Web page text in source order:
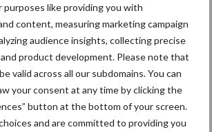
purposes like providing you with
content, measuring marketing campaign
audience insights, collecting precise
product development. Please note that
valid across all our subdomains. You can
your consent at any time by clicking the
button at the bottom of your screen.
and are committed to providing you
voor jou!
Grondstoffenmarkt blijft
grillig: droogte en
geopolitiek houden handel
in de greep